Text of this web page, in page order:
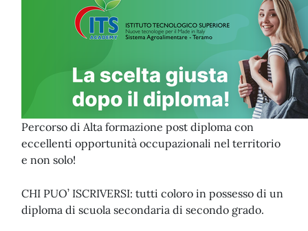
Percorso di Alta formazione post diploma con
eccellenti opportunità occupazionali nel territorio
e non solo!
CHI PUO’ ISCRIVERSI: tutti coloro in possesso di un
diploma di scuola secondaria di secondo grado.